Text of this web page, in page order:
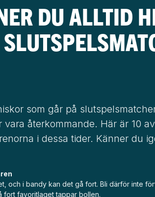
DU ALLTID
som går på
återkommande. Här är 10
i dessa tider. Känner du
och i bandy kan det gå fort. Bli därför inte
fort favoritlaget tappar bollen.